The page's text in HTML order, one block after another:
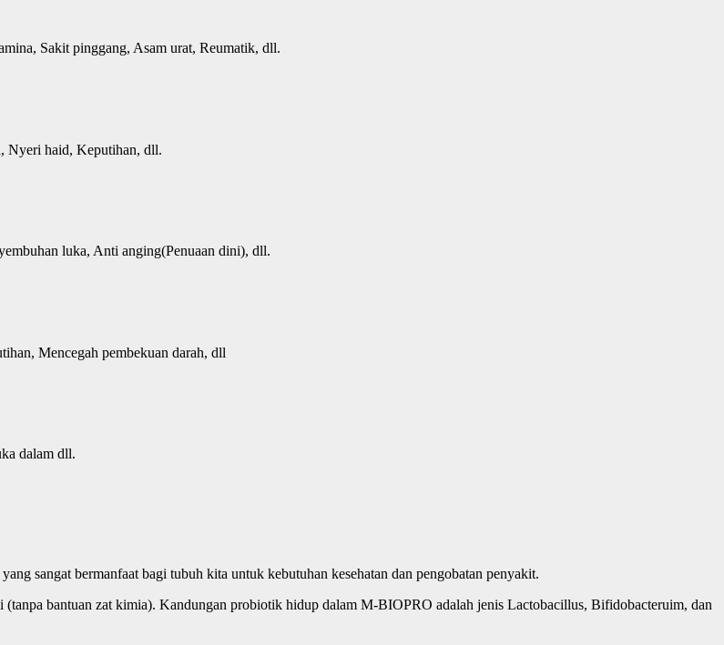
Sakit pinggang, Asam urat, Reumatik, dll.
Nyeri haid, Keputihan, dll.
luka, Anti anging(Penuaan dini), dll.
Mencegah pembekuan darah, dll
dalam dll.
sangat bermanfaat bagi tubuh kita untuk kebutuhan kesehatan dan pengobatan penyakit.
bantuan zat kimia). Kandungan probiotik hidup dalam M-BIOPRO adalah jenis Lactobacillus, Bifidobacteruim, dan